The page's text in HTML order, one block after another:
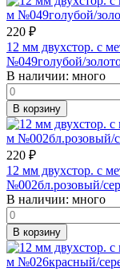
220 ₽
12 мм двухстор. с
№049голубой/
В наличии: много
В корзину
220 ₽
12 мм двухстор. с
№002бл.розовый/
В наличии: много
В корзину